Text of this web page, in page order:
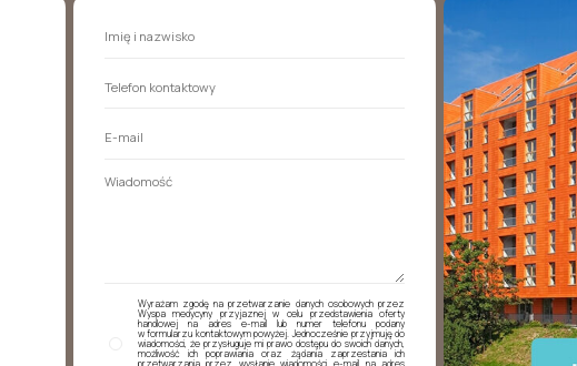
Wyrażam zgodę na przetwarzanie danych osobowych przez
Wyspa medycyny przyjaznej w celu przedstawienia oferty
handlowej na adres e-mail lub numer telefonu podany
w formularzu kontaktowym powyżej. Jednocześnie przyjmuję do
wiadomości, że przysługuje mi prawo dostępu do swoich danych,
możliwość ich poprawiania oraz żądania zaprzestania ich
przetwarzania przez wysłanie wiadomości e-mail na adres